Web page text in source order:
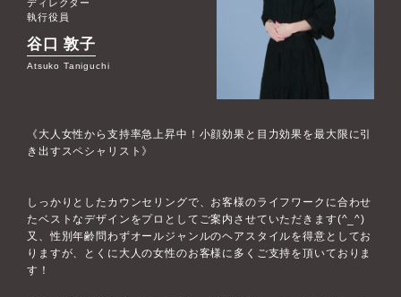
ディレクター
執行役員
谷口 敦子
Atsuko Taniguchi
《大人女性から支持率急上昇中！小顔効果と目力効果を最大限に引
き出すスペシャリスト》
しっかりとしたカウンセリングで、お客様のライフワークに合わせ
たベストなデザインをプロとしてご案内させていただきます(^_^)
又、性別年齢問わずオールジャンルのヘアスタイルを得意としてお
りますが、とくに大人の女性のお客様に多くご支持を頂いておりま
す！